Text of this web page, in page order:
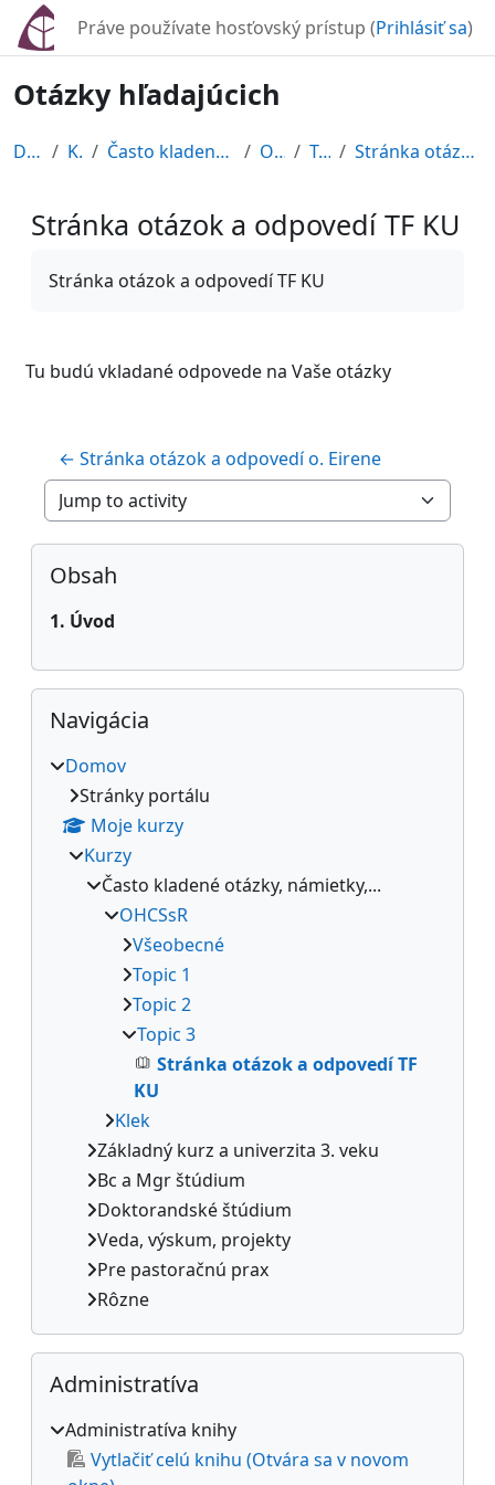
Preskočiť na hlavný obsah
Práve používate hosťovský prístup (Prihlásiť sa)
Otázky hľadajúcich
Domov Kurzy Často kladené otázky, námietky,... OHCSsR Topic 3 Stránka otázok a odpovedí TF KU
Stránka otázok a odpovedí TF KU
Stránka otázok a odpovedí TF KU
Tu budú vkladané odpovede na Vaše otázky
← Stránka otázok a odpovedí o. Eirene
Jump to activity
Bloky
Preskočiť Obsah
Obsah
1. Úvod
Preskočiť Navigácia
Navigácia
Domov
Stránky portálu
Moje kurzy
Kurzy
Často kladené otázky, námietky,...
OHCSsR
Všeobecné
Topic 1
Topic 2
Topic 3
Stránka otázok a odpovedí TF
KU
Klek
Základný kurz a univerzita 3. veku
Bc a Mgr štúdium
Doktorandské štúdium
Veda, výskum, projekty
Pre pastoračnú prax
Rôzne
Preskočiť Administratíva
Administratíva
Administratíva knihy
Vytlačiť celú knihu (Otvára sa v novom